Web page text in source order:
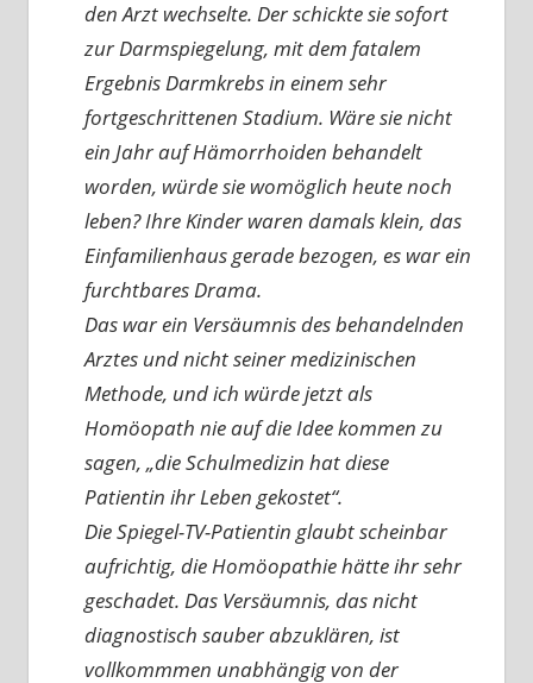
den Arzt wechselte. Der schickte sie sofort
zur Darmspiegelung, mit dem fatalem
Ergebnis Darmkrebs in einem sehr
fortgeschrittenen Stadium. Wäre sie nicht
ein Jahr auf Hämorrhoiden behandelt
worden, würde sie womöglich heute noch
leben? Ihre Kinder waren damals klein, das
Einfamilienhaus gerade bezogen, es war ein
furchtbares Drama.
Das war ein Versäumnis des behandelnden
Arztes und nicht seiner medizinischen
Methode, und ich würde jetzt als
Homöopath nie auf die Idee kommen zu
sagen, „die Schulmedizin hat diese
Patientin ihr Leben gekostet“.
Die Spiegel-TV-Patientin glaubt scheinbar
aufrichtig, die Homöopathie hätte ihr sehr
geschadet. Das Versäumnis, das nicht
diagnostisch sauber abzuklären, ist
vollkommmen unabhängig von der